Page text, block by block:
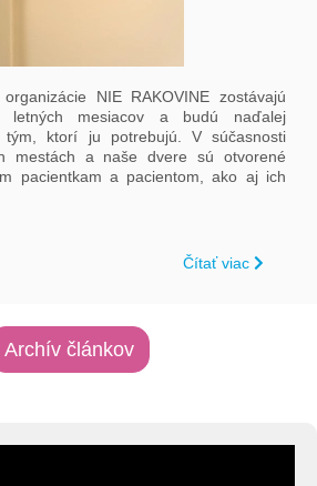
NIE RAKOVINE zostávajú
letných mesiacov a budú naďalej
tým, ktorí ju potrebujú. V súčasnosti
mestách a naše dvere sú otvorené
pacientkam a pacientom, ako aj ich
Čítať viac
Archív článkov